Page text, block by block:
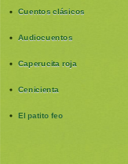
Cuentos clásicos
Audiocuentos
Caperucita roja
Cenicienta
El patito feo